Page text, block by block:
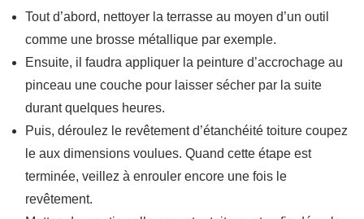
Tout d’abord, nettoyer la terrasse au moyen d’un outil
comme une brosse métallique par exemple.
Ensuite, il faudra appliquer la peinture d’accrochage au
pinceau une couche pour laisser sécher par la suite
durant quelques heures.
Puis, déroulez le revêtement d’étanchéité toiture coupez
le aux dimensions voulues. Quand cette étape est
terminée, veillez à enrouler encore une fois le
revêtement.